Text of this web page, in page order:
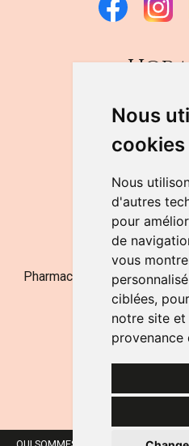
Nous
cookies
Nous
d'autres
pour
de
vous
ciblées,
notre site
provenance
DU LUNDI
de 9h à 12h30
LE
de 9h à
NOUS
Pharmacie Jufarma - Fatima
Entreprise